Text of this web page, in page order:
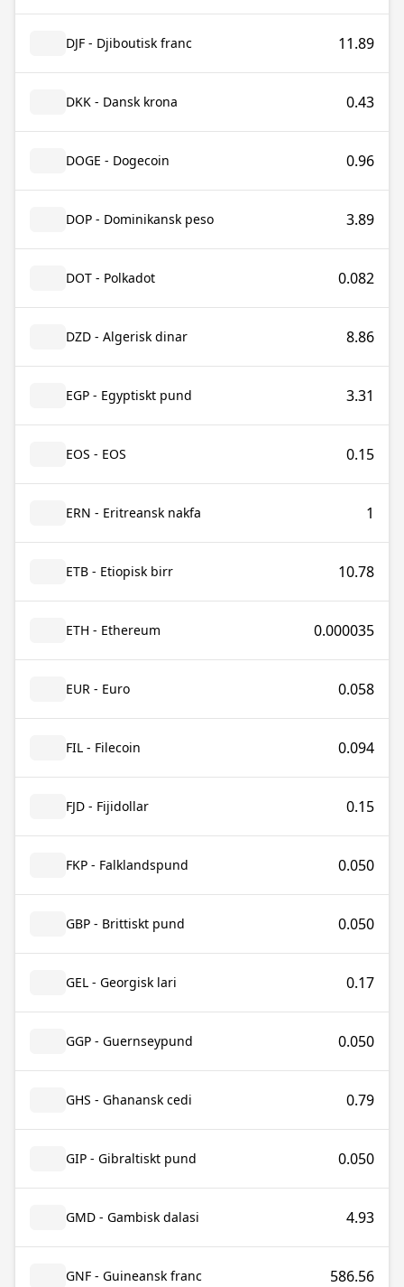
DJF - Djiboutisk franc 11.89
DKK - Dansk krona 0.43
DOGE - Dogecoin 0.96
DOP - Dominikansk peso 3.89
DOT - Polkadot 0.082
DZD - Algerisk dinar 8.86
EGP - Egyptiskt pund 3.31
EOS - EOS 0.15
ERN - Eritreansk nakfa 1
ETB - Etiopisk birr 10.78
ETH - Ethereum 0.000035
EUR - Euro 0.058
FIL - Filecoin 0.094
FJD - Fijidollar 0.15
FKP - Falklandspund 0.050
GBP - Brittiskt pund 0.050
GEL - Georgisk lari 0.17
GGP - Guernseypund 0.050
GHS - Ghanansk cedi 0.79
GIP - Gibraltiskt pund 0.050
GMD - Gambisk dalasi 4.93
GNF - Guineansk franc 586.56